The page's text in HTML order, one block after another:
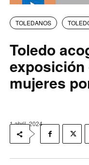
TOLEDANOS
Toledo
exposición
mujeres
1 abril, 2024